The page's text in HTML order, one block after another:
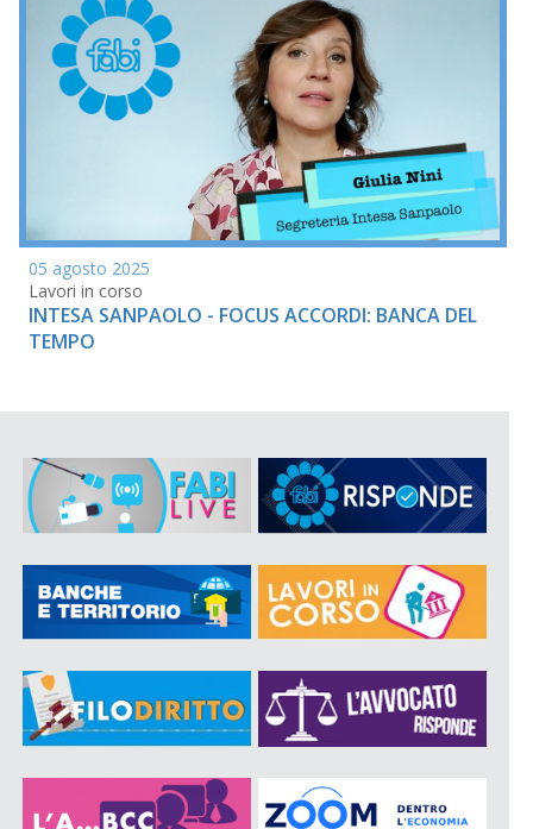
05 agosto 2025
Lavori in corso
INTESA SANPAOLO - FOCUS ACCORDI: BANCA DEL
TEMPO